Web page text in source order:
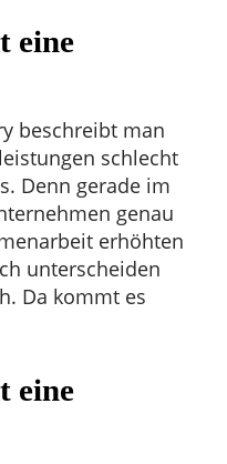
eine
beschreibt man
schlecht
Denn gerade im
genau
erhöhten
unterscheiden
Da kommt es
eine